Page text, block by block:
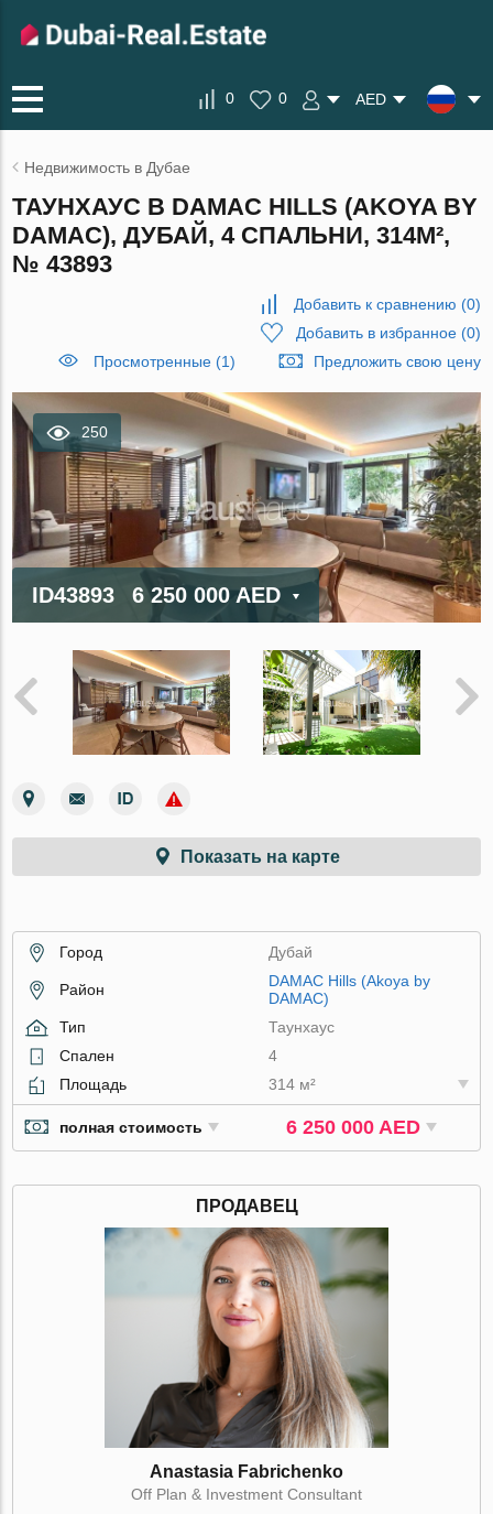
0 0 AED
Недвижимость в Дубае
ТАУНХАУС В DAMAC HILLS (AKOYA BY
DAMAC), ДУБАЙ, 4 СПАЛЬНИ, 314М²,
№ 43893
Добавить к сравнению (0)
Добавить в избранное(0)
Просмотренные (1)
Предложить свою цену
250
ID43893 6 250 000 AED
Показать на карте
Город Дубай
Район
DAMAC Hills (Akoya by
DAMAC)
Тип
Таунхаус
Спален
4
Площадь
314 м²
полная стоимость 6 250 000 AED
ПРОДАВЕЦ
Anastasia Fabrichenko
Off Plan & Investment Consultant